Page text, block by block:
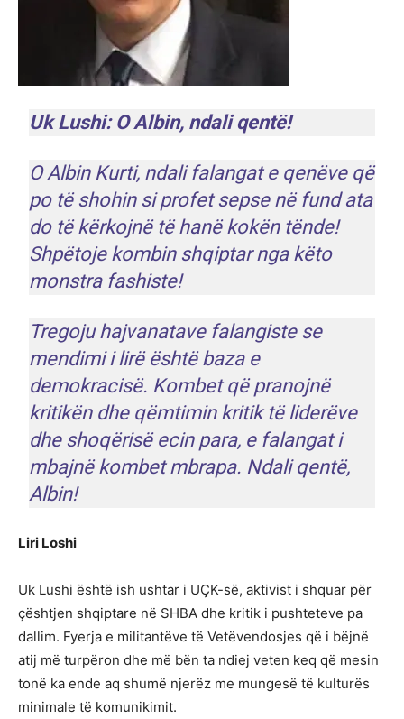
Uk Lushi: O Albin, ndali qentë!
O Albin Kurti, ndali falangat e qenëve që
po të shohin si profet sepse në fund ata
do të kërkojnë të hanë kokën tënde!
Shpëtoje kombin shqiptar nga këto
monstra fashiste!
Tregoju hajvanatave falangiste se
mendimi i lirë është baza e
demokracisë. Kombet që pranojnë
kritikën dhe qëmtimin kritik të liderëve
dhe shoqërisë ecin para, e falangat i
mbajnë kombet mbrapa. Ndali qentë,
Albin!
Liri Loshi
Uk Lushi është ish ushtar i UÇK-së, aktivist i shquar për
çështjen shqiptare në SHBA dhe kritik i pushteteve pa
dallim. Fyerja e militantëve të Vetëvendosjes që i bëjnë
atij më turpëron dhe më bën ta ndiej veten keq që mesin
tonë ka ende aq shumë njerëz me mungesë të kulturës
minimale të komunikimit.